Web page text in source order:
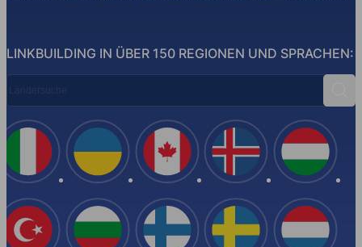
LINKBUILDING IN ÜBER 150 REGIONEN UND SPRACHEN:
Spanien
USA
Italien
Türkei
Ukraine
Bulgarien
Kanada
Finnland
Island